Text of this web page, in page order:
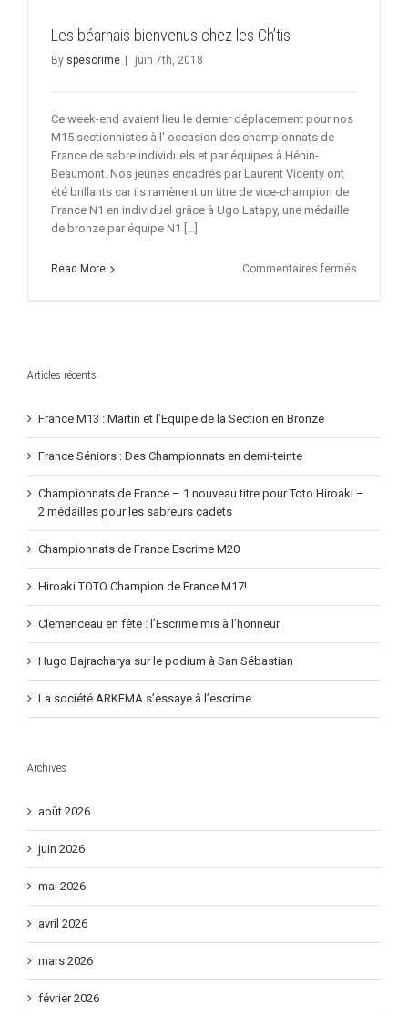
Les béarnais bienvenus chez les Ch’tis
By spescrime juin 7th, 2018
Ce week-end avaient lieu le dernier déplacement pour nos
M15 sectionnistes à l' occasion des championnats de
France de sabre individuels et par équipes à Hénin-
Beaumont. Nos jeunes encadrés par Laurent Vicenty ont
été brillants car ils ramènent un titre de vice-champion de
France N1 en individuel grâce à Ugo Latapy, une médaille
de bronze par équipe N1 [...]
Read More Commentaires fermés
Articles récents
France M13 : Martin et l’Equipe de la Section en Bronze
France Séniors : Des Championnats en demi-teinte
Championnats de France – 1 nouveau titre pour Toto Hiroaki –
2 médailles pour les sabreurs cadets
Championnats de France Escrime M20
Hiroaki TOTO Champion de France M17!
Clemenceau en fête : l’Escrime mis à l’honneur
Hugo Bajracharya sur le podium à San Sébastian
La société ARKEMA s’essaye à l’escrime
Archives
août 2026
juin 2026
mai 2026
avril 2026
mars 2026
février 2026